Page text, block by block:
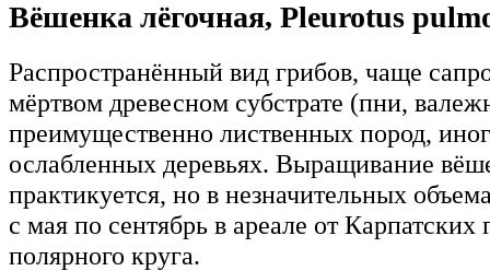
Вёшенка лёгочная, Pleurotus
Распространённый вид грибов, чаще
мёртвом древесном субстрате (пни,
преимущественно лиственных пород,
ослабленных деревьях. Выращивание
практикуется, но в незначительных
с мая по сентябрь в ареале от Карпатских
полярного круга.